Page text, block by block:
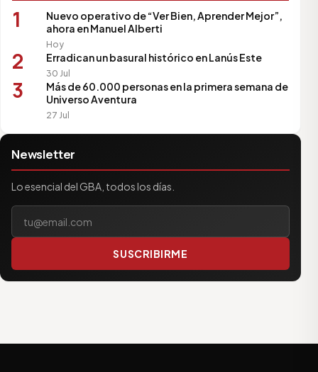
1
Nuevo operativo de “Ver Bien, Aprender Mejor”,
ahora en Manuel Alberti
Hoy
2 Erradican un basural histórico en Lanús Este
30 Jul
3
Más de 60.000 personas en la primera semana de
Universo Aventura
27 Jul
Newsletter
Lo esencial del GBA, todos los días.
Tu correo electrónico
SUSCRIBIRME